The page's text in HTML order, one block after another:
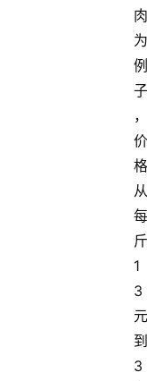
肉
为
例
子
，
价
格
从
每
斤
1
3
元
到
3